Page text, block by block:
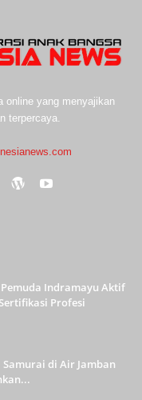
online yang menyajikan
terpercaya.
Indramayu Aktif
Profesi
di Air Jamban